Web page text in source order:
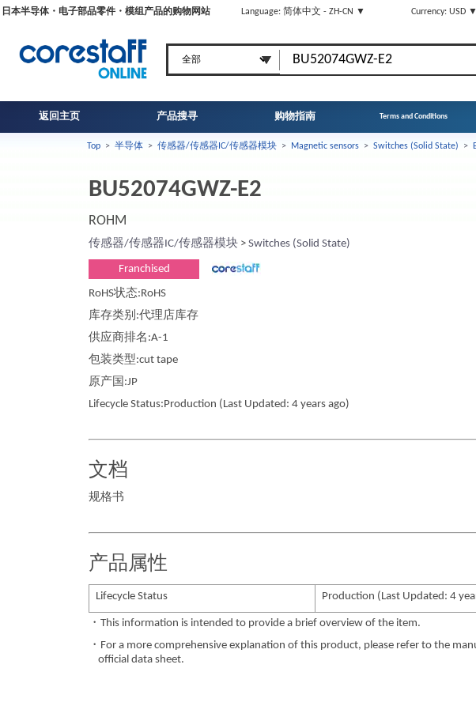
日本半导体・电子部品零件・模组产品的购物网站 Language: 简体中文 - ZH-CN ▼ Currency: USD ▼
返回主页 产品搜寻 购物指南 Terms and Conditions
Top > 半导体 > 传感器/传感器IC/传感器模块 > Magnetic sensors > Switches (Solid State) >
BU52074GWZ-E2
ROHM
传感器/传感器IC/传感器模块 > Switches (Solid State)
Franchised
RoHS状态:RoHS
库存类别:代理店库存
供应商排名:A-1
包装类型:cut tape
原产国:JP
Lifecycle Status:Production (Last Updated: 4 years ago)
文档
规格书
产品属性
Lifecycle Status Production (Last Updated: 4
・This information is intended to provide a brief overview of the item.
・For a more comprehensive explanation of this product, please refer to the
official data sheet.